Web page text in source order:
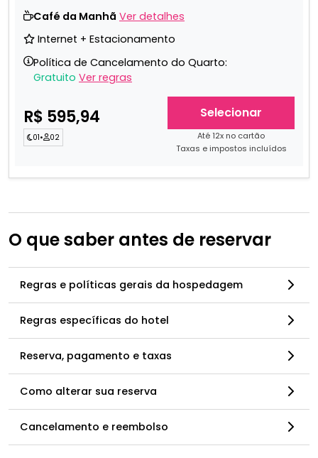
Café da Manhã Ver detalhes
Internet + Estacionamento
Política de Cancelamento do Quarto:
Gratuito Ver regras
R$ 595,94
01• 02
Selecionar
Até 12x no cartão
Taxas e impostos incluídos
O que saber antes de reservar
Regras e políticas gerais da hospedagem
Regras específicas do hotel
Reserva, pagamento e taxas
Como alterar sua reserva
Cancelamento e reembolso